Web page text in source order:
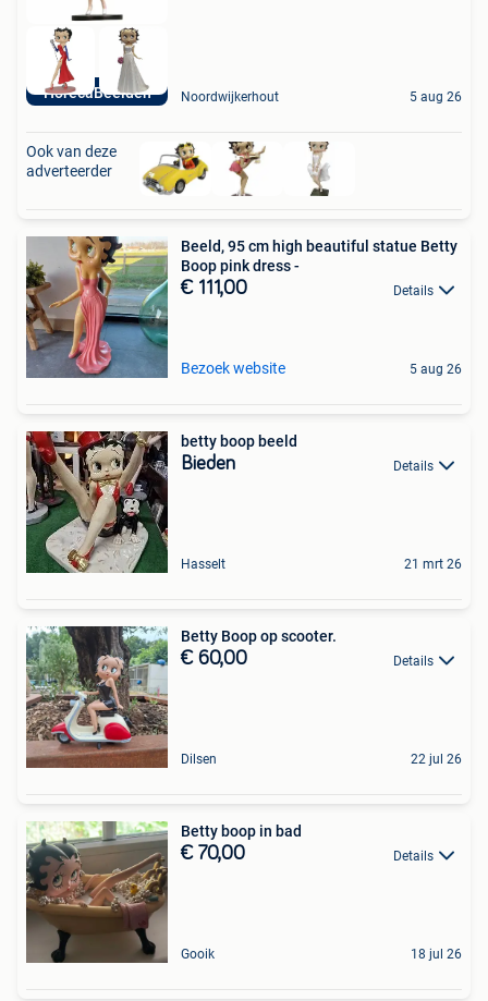
HorecaBeelden Noordwijkerhout 5 aug 26
Ook van deze
adverteerder
Beeld, 95 cm high beautiful statue Betty
Boop pink dress -
€ 111,00 Details
Bezoek website 5 aug 26
betty boop beeld
Bieden Details
Hasselt 21 mrt 26
Betty Boop op scooter.
€ 60,00 Details
Dilsen 22 jul 26
Betty boop in bad
€ 70,00 Details
Gooik 18 jul 26